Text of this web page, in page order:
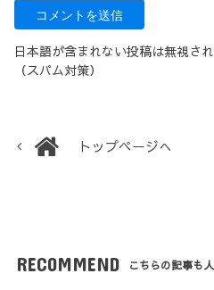
日本語が含まれない投稿は無視さ
（スパム対策）
トップページへ
RECOMMEND こちらの記事も